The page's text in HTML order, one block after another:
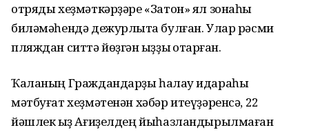
отряды хеҙмәткәрҙәре «Затон» ял зонаһы
биләмәһендә дежурлыҡта булған. Улар рәсми
пляждан ситтә йөҙгән ҡыҙҙы ҡотҡарған.
Ҡаланың Граждандарҙы һаҡлау идараһы
мәтбуғат хеҙмәтенән хәбәр итеүҙәренсә, 22
йәшлек ҡыҙ Ағиҙелдең йыһазландырылмаған